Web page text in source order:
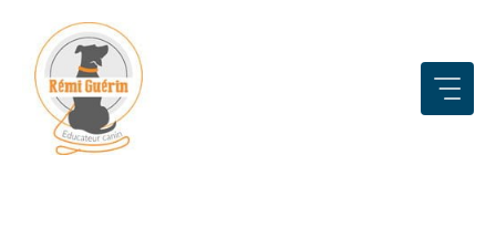
contenu